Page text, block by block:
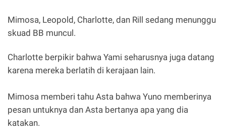
Mimosa, Leopold, Charlotte, dan Rill sedang menunggu
skuad BB muncul.
Charlotte berpikir bahwa Yami seharusnya juga datang
karena mereka berlatih di kerajaan lain.
Mimosa memberi tahu Asta bahwa Yuno memberinya
pesan untuknya dan Asta bertanya apa yang dia
katakan.